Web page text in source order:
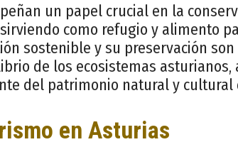
un papel crucial en la
como refugio y alimento
sostenible y su preservación
de los ecosistemas asturianos,
del patrimonio natural y cultural